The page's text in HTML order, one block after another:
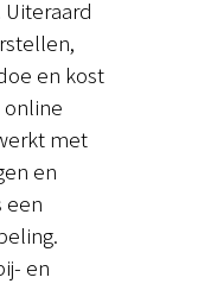
en kost
online
met
en
een
en